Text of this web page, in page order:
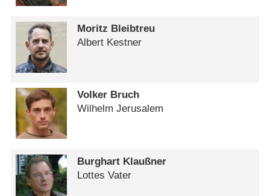
Moritz Bleibtreu
Albert Kestner
Volker Bruch
Wilhelm Jerusalem
Burghart Klaußner
Lottes Vater